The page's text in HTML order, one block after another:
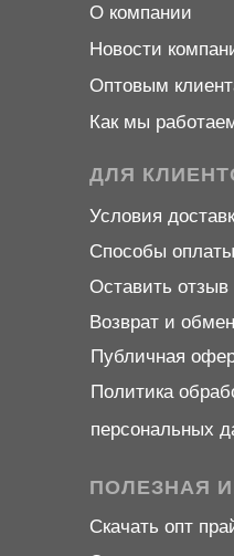
ДЛЯ
ПОЛЕЗНАЯ
Условия
Возврат и обмен
Способы оплаты
Оставить отзыв
О компании
Оптовым
Новости
Скачать опт
Как мы
Публичная
Политика
персональных